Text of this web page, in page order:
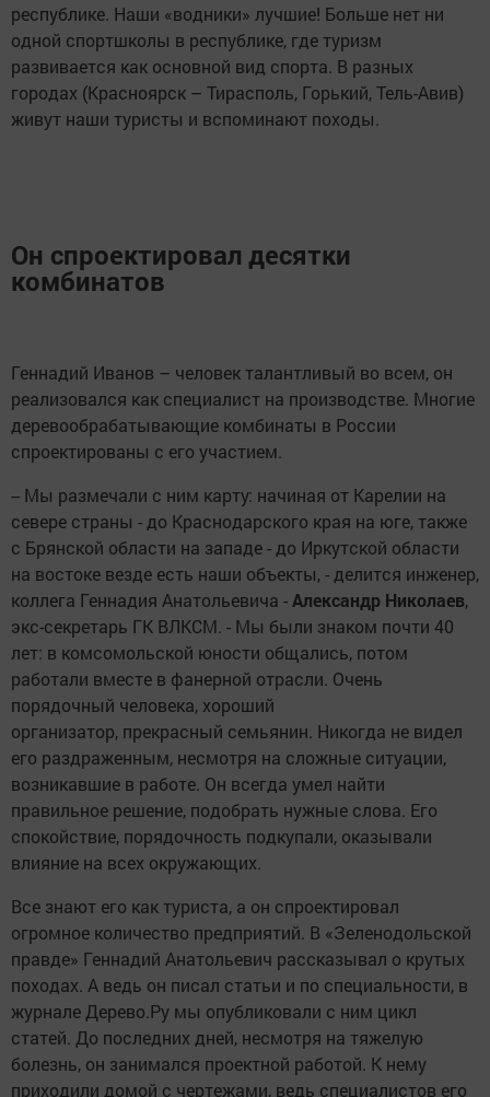
республике. Наши «водники» лучшие! Больше нет ни
одной спортшколы в республике, где туризм
развивается как основной вид спорта. В разных
городах (Красноярск – Тирасполь, Горький, Тель-Авив)
живут наши туристы и вспоминают походы.
Он спроектировал десятки
комбинатов
Геннадий Иванов – человек талантливый во всем, он
реализовался как специалист на производстве. Многие
деревообрабатывающие комбинаты в России
спроектированы с его участием.
-- Мы размечали с ним карту: начиная от Карелии на
севере страны - до Краснодарского края на юге, также
с Брянской области на западе - до Иркутской области
на востоке везде есть наши объекты, - делится инженер,
коллега Геннадия Анатольевича -Александр Николаев,
экс-секретарь ГК ВЛКСМ. - Мы были знаком почти 40
лет: в комсомольской юности общались, потом
работали вместе в фанерной отрасли. Очень
порядочный человека, хороший
организатор, прекрасный семьянин. Никогда не видел
его раздраженным, несмотря на сложные ситуации,
возникавшие в работе. Он всегда умел найти
правильное решение, подобрать нужные слова. Его
спокойствие, порядочность подкупали, оказывали
влияние на всех окружающих.
Все знают его как туриста, а он спроектировал
огромное количество предприятий. В «Зеленодольской
правде» Геннадий Анатольевич рассказывал о крутых
походах. А ведь он писал статьи и по специальности, в
журнале Дерево.Ру мы опубликовали с ним цикл
статей. До последних дней, несмотря на тяжелую
болезнь, он занимался проектной работой. К нему
приходили домой с чертежами, ведь специалистов его